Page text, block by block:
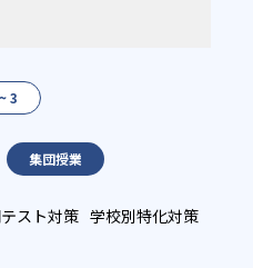
3
集団授業
スト対策 学校別特化対策